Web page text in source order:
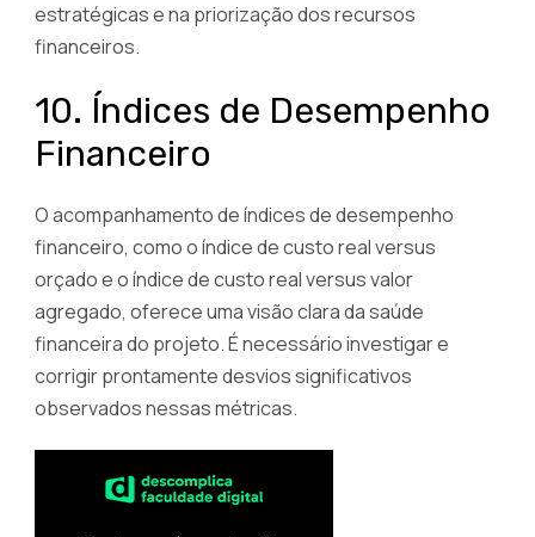
estratégicas e na priorização dos recursos
financeiros.
10. Índices de Desempenho
Financeiro
O acompanhamento de índices de desempenho
financeiro, como o índice de custo real versus
orçado e o índice de custo real versus valor
agregado, oferece uma visão clara da saúde
financeira do projeto. É necessário investigar e
corrigir prontamente desvios significativos
observados nessas métricas.